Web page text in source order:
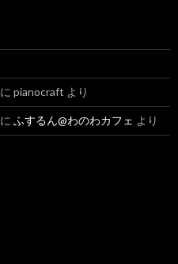
に pianocraft より
に ふするん@わのわカフェ より